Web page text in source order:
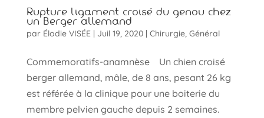
Rupture ligament croisé du genou chez
un Berger allemand
par Élodie VISÉE| Juil 19, 2020| Chirurgie, Général
Commemoratifs-anamnèse Un chien croisé
berger allemand, mâle, de 8 ans, pesant 26 kg
est référée à la clinique pour une boiterie du
membre pelvien gauche depuis 2 semaines.